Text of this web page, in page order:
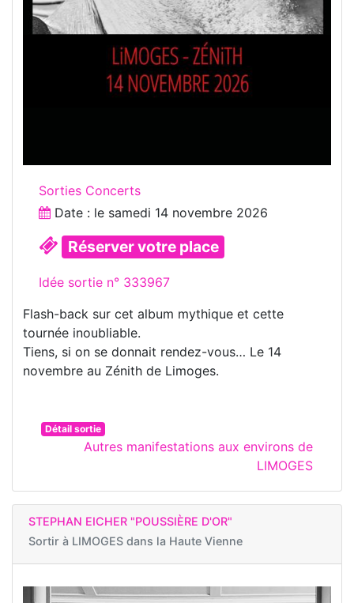
Sorties Concerts
Date : le samedi 14 novembre 2026
Réserver votre place
Idée sortie n° 333967
Flash-back sur cet album mythique et cette
tournée inoubliable.
Tiens, si on se donnait rendez-vous… Le 14
novembre au Zénith de Limoges.
Détail sortie
Autres manifestations aux environs de
LIMOGES
STEPHAN EICHER "POUSSIÈRE D'OR"
Sortir à LIMOGES dans la Haute Vienne